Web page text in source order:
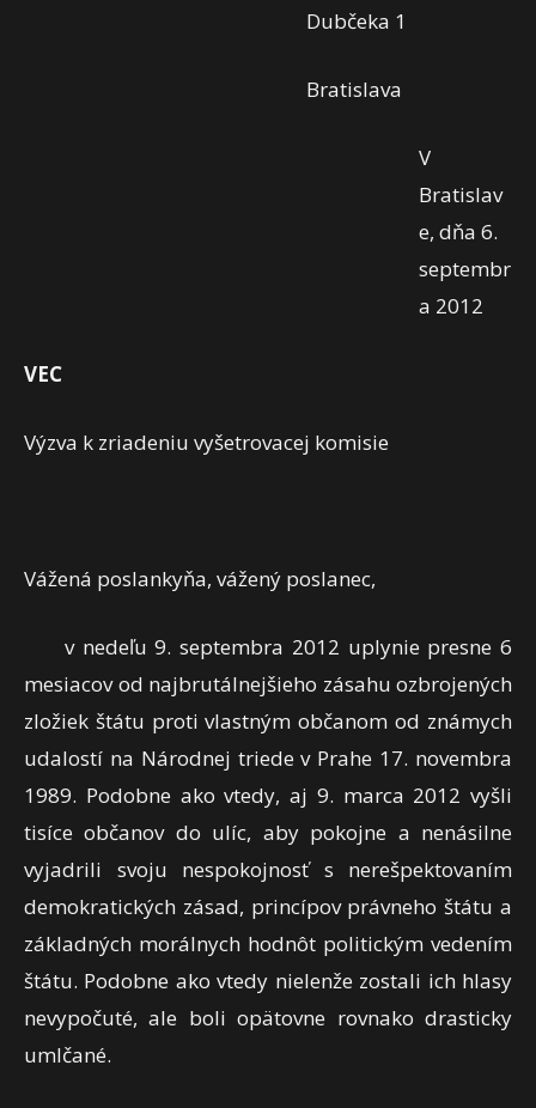
Dubčeka 1
Bratislava
V
Bratislav
e, dňa 6.
septembr
a 2012
VEC
Výzva k zriadeniu vyšetrovacej komisie
Vážená poslankyňa, vážený poslanec,
v nedeľu 9. septembra 2012 uplynie presne 6
mesiacov od najbrutálnejšieho zásahu ozbrojených
zložiek štátu proti vlastným občanom od známych
udalostí na Národnej triede v Prahe 17. novembra
1989. Podobne ako vtedy, aj 9. marca 2012 vyšli
tisíce občanov do ulíc, aby pokojne a nenásilne
vyjadrili svoju nespokojnosť s nerešpektovaním
demokratických zásad, princípov právneho štátu a
základných morálnych hodnôt politickým vedením
štátu. Podobne ako vtedy nielenže zostali ich hlasy
nevypočuté, ale boli opätovne rovnako drasticky
umlčané.